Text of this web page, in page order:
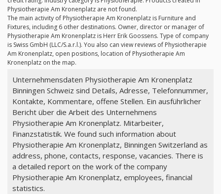
Physiotherapie Am Kronenplatz are not found.
The main activity of Physiotherapie Am Kronenplatz is Furniture and
Fixtures, including 6 other destinations. Owner, director or manager of
Physiotherapie Am Kronenplatz is Herr Erik Goossens. Type of company
is Swiss GmbH (LLC/S.a.r.l.). You also can view reviews of Physiotherapie
Am Kronenplatz, open positions, location of Physiotherapie Am
Kronenplatz on the map.
Unternehmensdaten Physiotherapie Am Kronenplatz
Binningen Schweiz sind Details, Adresse, Telefonnummer,
Kontakte, Kommentare, offene Stellen. Ein ausführlicher
Bericht über die Arbeit des Unternehmens
Physiotherapie Am Kronenplatz. Mitarbeiter,
Finanzstatistik. We found such information about
Physiotherapie Am Kronenplatz, Binningen Switzerland as
address, phone, contacts, response, vacancies. There is
a detailed report on the work of the company
Physiotherapie Am Kronenplatz, employees, financial
statistics.